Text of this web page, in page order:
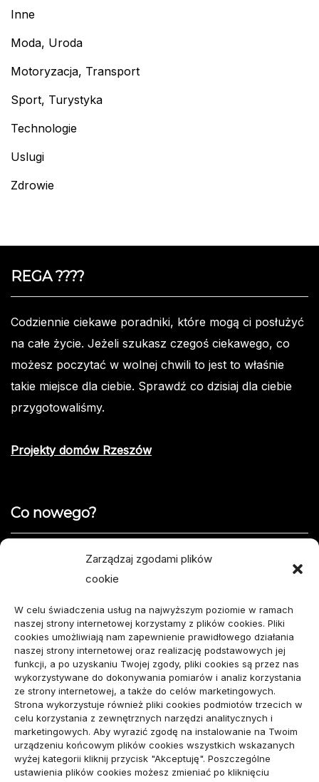
Zarządzaj zgodami plików
cookie
W celu świadczenia usług na najwyższym poziomie w ramach
naszej strony internetowej korzystamy z plików cookies. Pliki
cookies umożliwiają nam zapewnienie prawidłowego działania
naszej strony internetowej oraz realizację podstawowych jej
funkcji, a po uzyskaniu Twojej zgody, pliki cookies są przez nas
wykorzystywane do dokonywania pomiarów i analiz korzystania
ze strony internetowej, a także do celów marketingowych.
Strona wykorzystuje również pliki cookies podmiotów trzecich w
celu korzystania z zewnętrznych narzędzi analitycznych i
marketingowych. Aby wyrazić zgodę na instalowanie na Twoim
urządzeniu końcowym plików cookies wszystkich wskazanych
wyżej kategorii kliknij przycisk "Akceptuję". Poszczególne
ustawienia plików cookies możesz zmieniać po kliknięciu
Inne
Moda, Uroda
Motoryzacja, Transport
Sport, Turystyka
Technologie
Uslugi
Zdrowie
REGA ????️
Codziennie ciekawe poradniki, które mogą ci posłużyć
na całe życie. Jeżeli szukasz czegoś ciekawego, co
możesz poczytać w wolnej chwili to jest to właśnie
takie miejsce dla ciebie. Sprawdź co dzisiaj dla ciebie
przygotowaliśmy.
Projekty domów Rzeszów
Co nowego?
Jak opisać usterkę telefonu w formularzu naprawy
Projekty domów do 100 m² – jak zmieścić wszystko,
czego potrzebujesz?
Amortyzator Audi A6 C7 – najczęstsze usterki i
sposoby naprawy
Komunikacja marki osobistej przed kontaktem z
mediami
wizytówka nap